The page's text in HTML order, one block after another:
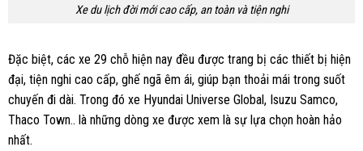
Xe du lịch đời mới cao cấp, an toàn và tiện nghi
Đặc biệt, các xe 29 chỗ hiện nay đều được trang bị các thiết bị hiện
đại, tiện nghi cao cấp, ghế ngã êm ái, giúp bạn thoải mái trong suốt
chuyến đi dài. Trong đó xe Hyundai Universe Global, Isuzu Samco,
Thaco Town.. là những dòng xe được xem là sự lựa chọn hoàn hảo
nhất.